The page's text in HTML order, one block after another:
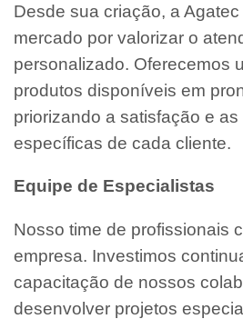
Desde sua criação, a
mercado por valorizar o
personalizado. Oferecemos
produtos disponíveis em
priorizando a satisfação e
específicas de cada cliente.
Equipe de Especialistas
Nosso time de profissionais
empresa. Investimos
capacitação de nossos
desenvolver projetos